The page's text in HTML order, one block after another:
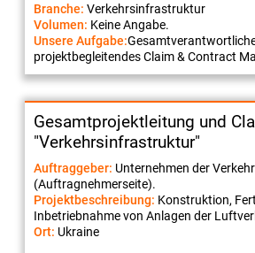
Branche: Verkehrsinfrastruktur
Volumen: Keine Angabe.
Unsere Aufgabe:
projektbegleitendes Claim & Contract
Gesamtprojektleitung und
"Verkehrsinfrastruktur"
Auftraggeber: Unternehmen der
(Auftragnehmerseite).
Projektbeschreibung: Konstruktion,
Inbetriebnahme von Anlagen der
Ort: Ukraine